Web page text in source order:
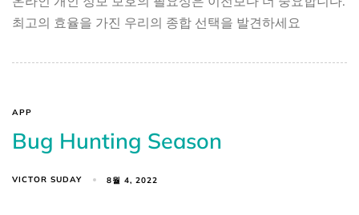
최고의 효율을 가진 우리의 종합 선택을 발견하세요
APP
Bug Hunting Season
VICTOR SUDAY 8월 4, 2022